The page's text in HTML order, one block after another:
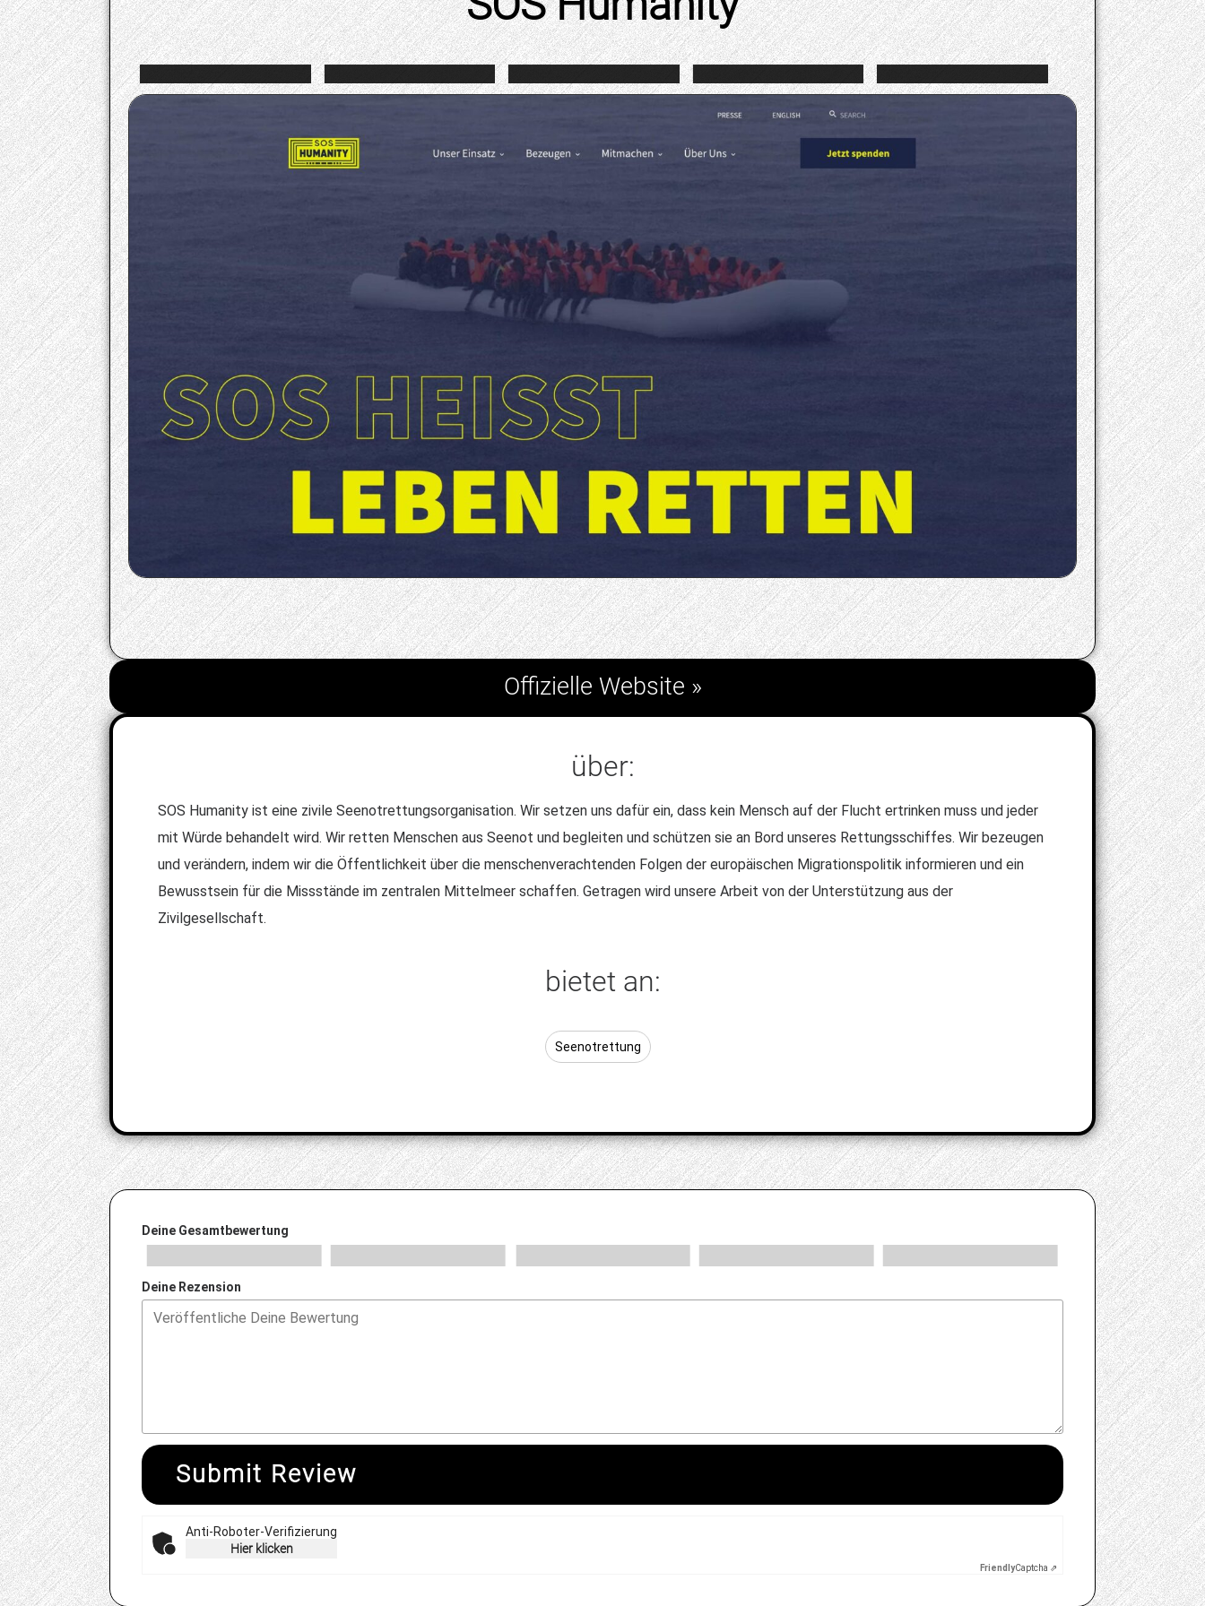
Offizielle Website »
über:
SOS Humanity ist eine zivile Seenotrettungsorganisation. Wir setzen uns dafür ein, dass kein Mensch auf der Flucht ertrinken muss und jeder
mit Würde behandelt wird. Wir retten Menschen aus Seenot und begleiten und schützen sie an Bord unseres Rettungsschiffes. Wir bezeugen
und verändern, indem wir die Öffentlichkeit über die menschenverachtenden Folgen der europäischen Migrationspolitik informieren und ein
Bewusstsein für die Missstände im zentralen Mittelmeer schaffen. Getragen wird unsere Arbeit von der Unterstützung aus der
Zivilgesellschaft.
bietet an:
Seenotrettung
Deine Gesamtbewertung
Deine Rezension
Submit Review
Anti-Roboter-Verifizierung
Hier klicken
FriendlyCaptcha ⇗